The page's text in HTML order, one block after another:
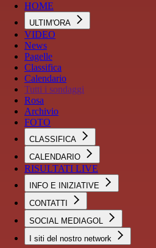
HOME
ULTIM'ORA
VIDEO
News
Pagelle
Classifica
Calendario
Tutti i sondaggi
Rosa
Archivio
FOTO
CLASSIFICA
CALENDARIO
RISULTATI LIVE
INFO E INIZIATIVE
CONTATTI
SOCIAL MEDIAGOL
I siti del nostro network